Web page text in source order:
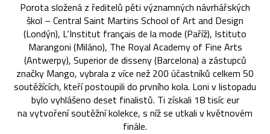
Porota složená z ředitelů pěti významných návrhářských
škol – Central Saint Martins School of Art and Design
(Londýn), L‘Institut français de la mode (Paříž), Istituto
Marangoni (Miláno), The Royal Academy of Fine Arts
(Antwerpy), Superior de disseny (Barcelona) a zástupců
značky Mango, vybrala z více než 200 účastníků celkem 50
soutěžících, kteří postoupili do prvního kola. Loni v listopadu
bylo vyhlášeno deset finalistů. Ti získali 18 tisíc eur
na vytvoření soutěžní kolekce, s níž se utkali v květnovém
finále.